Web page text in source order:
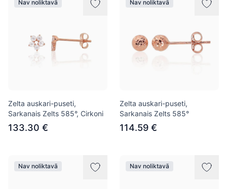
Nav noliktavā
Zelta auskari-puseti,
Sarkanais Zelts 585°, Cirkoni
133.30 €
Nav noliktavā
Zelta auskari-puseti,
Sarkanais Zelts 585°
114.59 €
Nav noliktavā Nav noliktavā